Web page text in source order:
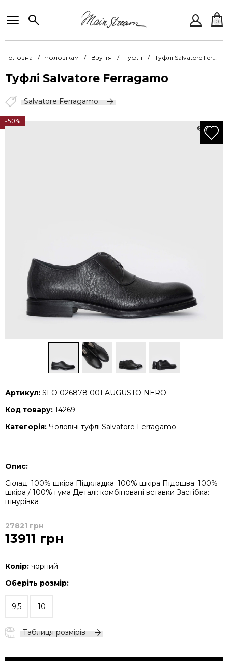
0
Головна Чоловікам Взуття Туфлі Туфлі Salvatore Ferragamo SFO 026878 001 AUGUSTO NERO
Артикул: SFO 026878 001 AUGUSTO NERO
Код товару: 14269
Категорія: Чоловічі туфлі Salvatore Ferragamo
Опис:
Склад: 100% шкіра Підкладка: 100% шкіра Підошва: 100%
шкіра / 100% гума Деталі: комбіновані вставки Застібка:
шнурівка
Туфлі Salvatore Ferragamo
Salvatore Ferragamo
-50%
549
27821 грн
13911 грн
Колір: чорний
Оберіть розмір:
9,5 10
Таблиця розмірів